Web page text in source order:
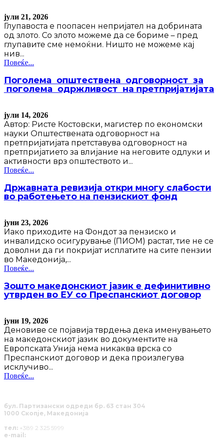
јули 21, 2026
Глупавоста е поопасен непријател на добрината
од злото. Со злото можеме да се бориме – пред
глупавите сме немоќни. Ништо не можеме кај
нив...
Повеќе...
Поголема општествена одговорност за
поголема одржливост на претпријатијата
јули 14, 2026
Автор: Ристе Костовски, магистер по економски
науки Општествената одговорност на
претпријатијата претставува одговорност на
претпријатието за влијание на неговите одлуки и
активности врз општеството и...
Повеќе...
Државната ревизија откри многу слабости
во работењето на пензискиот фонд
јуни 23, 2026
Иако приходите на Фондот за пензиско и
инвалидско осигурување (ПИОМ) растат, тие не се
доволни да ги покријат исплатите на сите пензии
во Македонија,...
Повеќе...
Зошто македонскиот јазик е дефинитивно
утврден во ЕУ со Преспанскиот договор
јуни 19, 2026
Деновиве се појавија тврдења дека именувањето
на македонскиот јазик во документите на
Европската Унија нема никаква врска со
Преспанскиот договор и дека произлегува
исклучиво...
Повеќе...
бул. Партизански одреди бр. 63 стан 304
1000 Скопје, Македонија
тел: +389 2 325 5999
e-mail: